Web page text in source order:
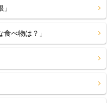
食べ物は？」